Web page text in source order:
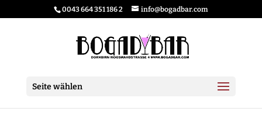
0043 664 351 186 2 info@bogadbar.com
Seite wählen